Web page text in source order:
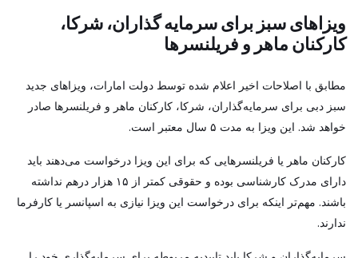
ویزاهای سبز برای سرمایه گذاران، شرکا،
کارکنان ماهر و فریلنسرها
مطابق با اصلاحات اخیر اعلام شده توسط دولت امارات، ویزاهای جدید
سبز دبی برای سرمایه‌گذاران، شرکا، کارکنان ماهر و فریلنسرها صادر
خواهد شد. این ویزا به مدت ۵ سال معتبر است.
کارکنان ماهر یا فریلنسرهایی که برای این ویزا درخواست می‌دهند باید
دارای مدرک کارشناسی بوده و حقوقی کمتر از ۱۵ هزار درهم نداشته
باشند. مهم‌تر اینکه برای درخواست این ویزا نیازی به اسپانسر یا کارفرما
ندارند.